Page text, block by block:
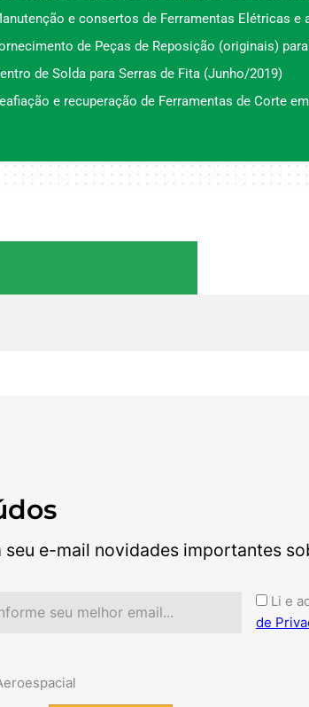
e consertos de Ferramentas Elétricas e
de Peças de Reposição (originais)
de Solda para Serras de Fita (Junho/2019)
e recuperação de Ferramentas de Corte
e-mail novidades importantes
Aceite
Li e
de